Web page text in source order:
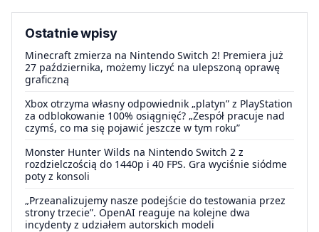
Ostatnie wpisy
Minecraft zmierza na Nintendo Switch 2! Premiera już
27 października, możemy liczyć na ulepszoną oprawę
graficzną
Xbox otrzyma własny odpowiednik „platyn” z PlayStation
za odblokowanie 100% osiągnięć? „Zespół pracuje nad
czymś, co ma się pojawić jeszcze w tym roku”
Monster Hunter Wilds na Nintendo Switch 2 z
rozdzielczością do 1440p i 40 FPS. Gra wyciśnie siódme
poty z konsoli
„Przeanalizujemy nasze podejście do testowania przez
strony trzecie”. OpenAI reaguje na kolejne dwa
incydenty z udziałem autorskich modeli